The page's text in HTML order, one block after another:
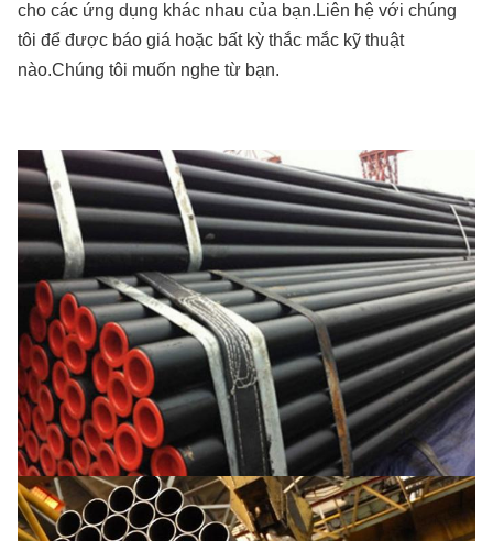
cho các ứng dụng khác nhau của bạn.Liên hệ với chúng
tôi để được báo giá hoặc bất kỳ thắc mắc kỹ thuật
nào.Chúng tôi muốn nghe từ bạn.